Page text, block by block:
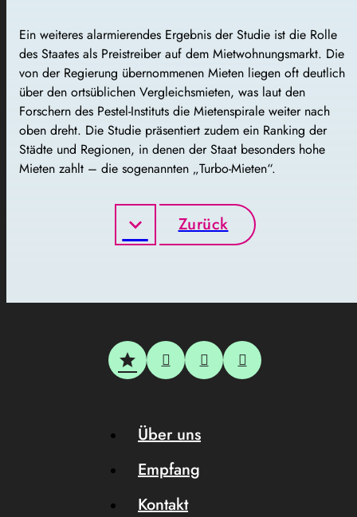
Ein weiteres alarmierendes Ergebnis der Studie ist die Rolle
des Staates als Preistreiber auf dem Mietwohnungsmarkt. Die
von der Regierung übernommenen Mieten liegen oft deutlich
über den ortsüblichen Vergleichsmieten, was laut den
Forschern des Pestel-Instituts die Mietenspirale weiter nach
oben dreht. Die Studie präsentiert zudem ein Ranking der
Städte und Regionen, in denen der Staat besonders hohe
Mieten zahlt – die sogenannten „Turbo-Mieten“.
Zurück
Über uns
Empfang
Kontakt